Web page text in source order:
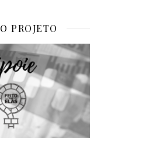
PROJETO